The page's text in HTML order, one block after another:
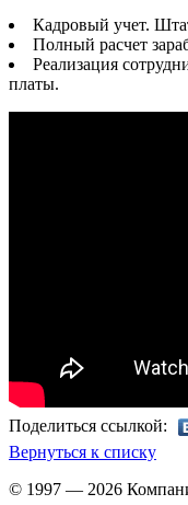
Кадровый учет.
Полный расчет
Реализация
платы.
Поделиться ссылкой:
Вернуться к списку
© 1997 — 2026